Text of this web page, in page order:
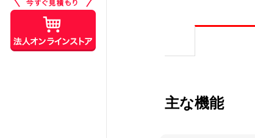
主な機能